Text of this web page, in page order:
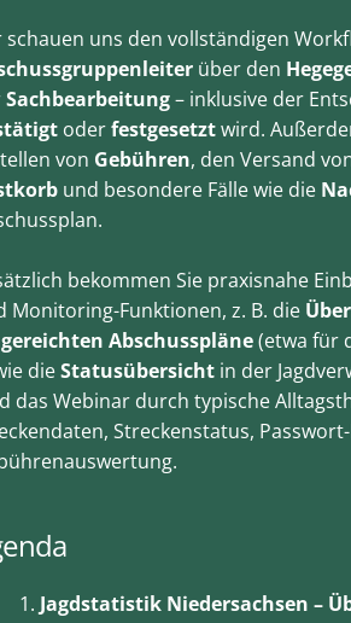
schauen uns den vollständigen
über den
Sachbearbeitung– inklusive der
oderfestgesetztwird.
von Gebühren, den Versand
und besondere Fälle wie die
bekommen Sie praxisnahe
Monitoring-Funktionen, z. B. die
Abschusspläne(etwa für
dieStatusübersicht in der
das Webinar durch typische
Streckenstatus,
Jagdstatistik Niedersachsen –